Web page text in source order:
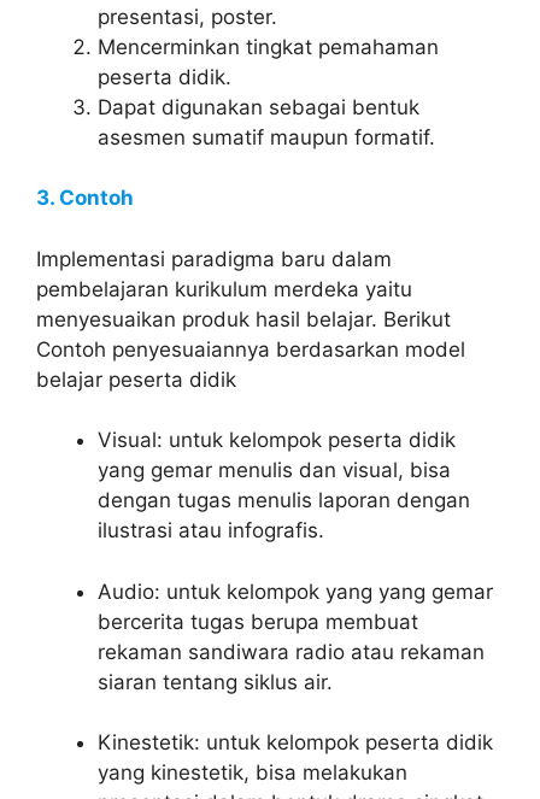
presentasi, poster.
Mencerminkan tingkat pemahaman
peserta didik.
Dapat digunakan sebagai bentuk
asesmen sumatif maupun formatif.
3. Contoh
Implementasi paradigma baru dalam
pembelajaran kurikulum merdeka yaitu
menyesuaikan produk hasil belajar. Berikut
Contoh penyesuaiannya berdasarkan model
belajar peserta didik
Visual: untuk kelompok peserta didik
yang gemar menulis dan visual, bisa
dengan tugas menulis laporan dengan
ilustrasi atau infografis.
Audio: untuk kelompok yang yang gemar
bercerita tugas berupa membuat
rekaman sandiwara radio atau rekaman
siaran tentang siklus air.
Kinestetik: untuk kelompok peserta didik
yang kinestetik, bisa melakukan